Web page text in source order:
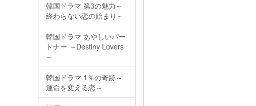
韓国ドラマ 第3の魅力～
終わらない恋の始まり～
韓国ドラマ あやしいパー
トナー ～Destiny Lovers
～
韓国ドラマ 1％の奇跡～
運命を変える恋～